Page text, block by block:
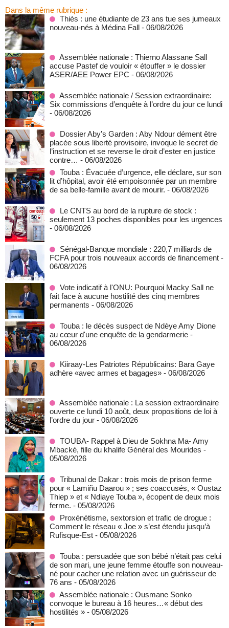
Dans la même rubrique :
Thiès : une étudiante de 23 ans tue ses jumeaux
nouveau-nés à Médina Fall - 06/08/2026
Assemblée nationale : Thierno Alassane Sall
accuse Pastef de vouloir « étouffer » le dossier
ASER/AEE Power EPC - 06/08/2026
Assemblée nationale / Session extraordinaire:
Six commissions d’enquête à l’ordre du jour ce lundi
- 06/08/2026
Dossier Aby’s Garden : Aby Ndour dément être
placée sous liberté provisoire, invoque le secret de
l’instruction et se reverse le droit d’ester en justice
contre… - 06/08/2026
Touba : Évacuée d’urgence, elle déclare, sur son
lit d’hôpital, avoir été empoisonnée par un membre
de sa belle-famille avant de mourir. - 06/08/2026
Le CNTS au bord de la rupture de stock :
seulement 13 poches disponibles pour les urgences
- 06/08/2026
Sénégal-Banque mondiale : 220,7 milliards de
FCFA pour trois nouveaux accords de financement -
06/08/2026
Vote indicatif à l'ONU: Pourquoi Macky Sall ne
fait face à aucune hostilité des cinq membres
permanents - 06/08/2026
Touba : le décès suspect de Ndèye Amy Dione
au cœur d'une enquête de la gendarmerie -
06/08/2026
Kiiraay-Les Patriotes Républicains: Bara Gaye
adhère «avec armes et bagages» - 06/08/2026
Assemblée nationale : La session extraordinaire
ouverte ce lundi 10 août, deux propositions de loi à
l’ordre du jour - 06/08/2026
TOUBA- Rappel à Dieu de Sokhna Ma- Amy
Mbacké, fille du khalife Général des Mourides -
05/08/2026
Tribunal de Dakar : trois mois de prison ferme
pour « Lamiñu Daarou » ; ses coaccusés, « Oustaz
Thiep » et « Ndiaye Touba », écopent de deux mois
ferme. - 05/08/2026
Proxénétisme, sextorsion et trafic de drogue :
Comment le réseau « Joe » s’est étendu jusqu’à
Rufisque-Est - 05/08/2026
Touba : persuadée que son bébé n’était pas celui
de son mari, une jeune femme étouffe son nouveau-
né pour cacher une relation avec un guérisseur de
76 ans - 05/08/2026
Assemblée nationale : Ousmane Sonko
convoque le bureau à 16 heures…« début des
hostilités » - 05/08/2026